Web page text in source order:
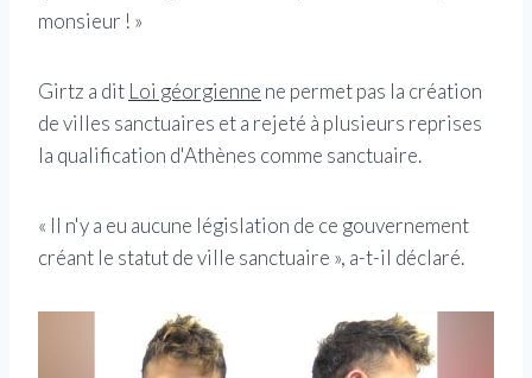
monsieur ! »
Girtz a dit Loi géorgienne ne permet pas la création
de villes sanctuaires et a rejeté à plusieurs reprises
la qualification d'Athènes comme sanctuaire.
« Il n'y a eu aucune législation de ce gouvernement
créant le statut de ville sanctuaire », a-t-il déclaré.